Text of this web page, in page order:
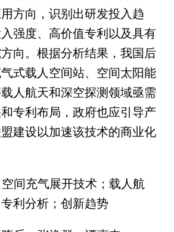
方向，识别出研发投入趋
强度、高价值专利以及具有
向。根据分析结果，我国后
式载人空间站、空间太阳能
人航天和深空探测领域亟需
专利布局，政府也应引导产
建设以加速该技术的商业化
空间充气展开技术；载人航
利分析；创新趋势